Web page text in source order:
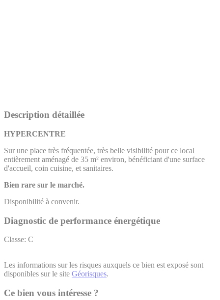
Description détaillée
HYPERCENTRE
Sur une place très fréquentée, très belle visibilité pour ce local
entièrement aménagé de 35 m² environ, bénéficiant d'une surface
d'accueil, coin cuisine, et sanitaires.
Bien rare sur le marché.
Disponibilité à convenir.
Diagnostic de performance énergétique
Classe: C
Les informations sur les risques auxquels ce bien est exposé sont
disponibles sur le site Géorisques.
Ce bien vous intéresse ?